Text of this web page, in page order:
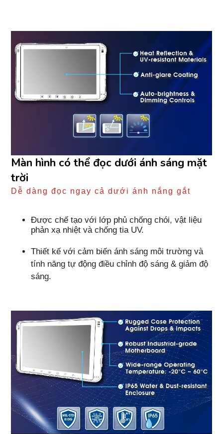
Màn hình có thể đọc dưới ánh sáng mặt
trời
Dễ dàng đọc ngay cả dưới ánh nắng gắt
Được chế tạo với lớp phủ chống chói, vật liệu
phản xạ nhiệt và chống tia UV.
Thiết kế với cảm biến ánh sáng môi trường và
tính năng tự động điều chỉnh độ sáng & giảm độ
sáng.